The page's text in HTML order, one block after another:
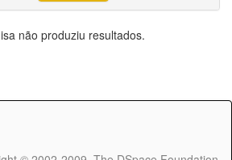
não produziu resultados.